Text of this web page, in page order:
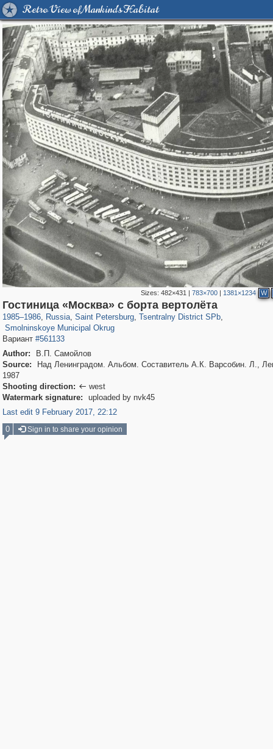
Retro View of Mankind's Habitat
Sizes: 482×431 | 783×700| 1381×1234 W
Гостиница «Москва» с борта вертолёта
1985–1986, Russia
1,406,450 29,243
, Saint Petersburg
197,148 5,709
, Tsentralny District SPb
50,238 1,833
,
Smolninskoye Municipal Okrug
7,064 152
Вариант #561133
Author:
В.П. Самойлов
Source:
Над Ленинградом. Альбом. Составитель А.К. Варсобин. Л.,
1987
Shooting direction:  west
Watermark signature:
uploaded by nvk45
Last edit 9 February 2017, 22:12
0
Sign in to share your opinion